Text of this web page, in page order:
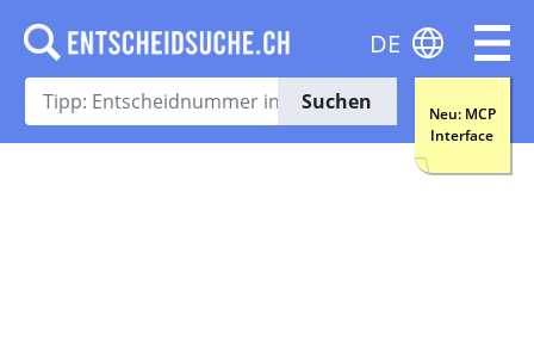
Suchen
Neu: MCP
Interface
DE